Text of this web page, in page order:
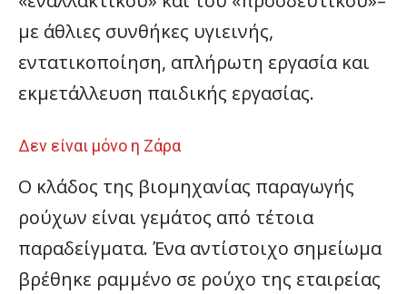
με άθλιες συνθήκες υγιεινής,
εντατικοποίηση, απλήρωτη εργασία και
εκμετάλλευση παιδικής εργασίας.
Δεν είναι μόνο η Ζάρα
Ο κλάδος της βιομηχανίας παραγωγής
ρούχων είναι γεμάτος από τέτοια
παραδείγματα. Ένα αντίστοιχο σημείωμα
βρέθηκε ραμμένο σε ρούχο της εταιρείας